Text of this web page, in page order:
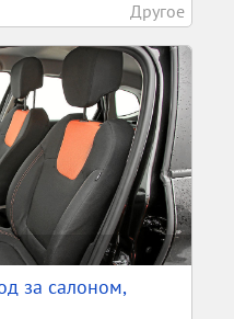
Другое
за салоном,